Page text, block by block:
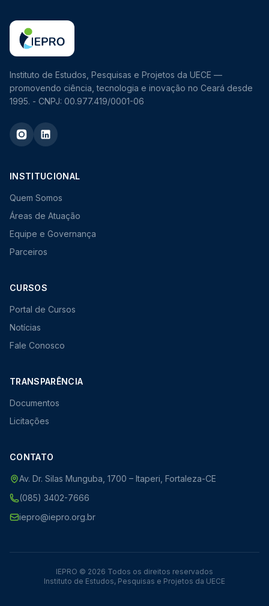
Instituto de Estudos, Pesquisas e Projetos da UECE —
promovendo ciência, tecnologia e inovação no Ceará desde
1995. - CNPJ: 00.977.419/0001-06
INSTITUCIONAL
Quem Somos
Áreas de Atuação
Equipe e Governança
Parceiros
CURSOS
Portal de Cursos
Notícias
Fale Conosco
TRANSPARÊNCIA
Documentos
Licitações
CONTATO
Av. Dr. Silas Munguba, 1700 – Itaperi, Fortaleza-CE
(085) 3402-7666
iepro@iepro.org.br
IEPRO © 2026 Todos os direitos reservados
Instituto de Estudos, Pesquisas e Projetos da UECE